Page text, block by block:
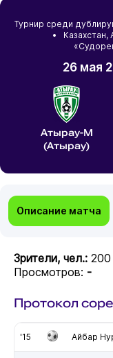
Турнир среди
• Казахстан,
26 мая
Атырау-М
(Атырау)
Описание матча
Зрители, чел.: 200
Просмотров: -
Протокол
'15 Айбар